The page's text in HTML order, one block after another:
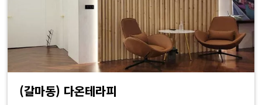
(갈마동) 다온테라피